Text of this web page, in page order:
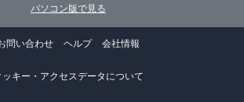
パソコン版で見る
問い合わせ ヘルプ 会社情報
ッキー・アクセスデータについて